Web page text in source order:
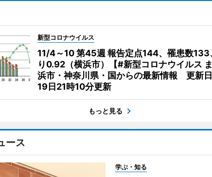
新型コロナウイルス
11/4～10 第45週 報告定点144、罹患数133
り0.92（横浜市）【#新型コロナウイルス
浜市・神奈川県・国からの最新情報 更新日
19日21時10分更新
もっと見る
ース
学ぶ・知る